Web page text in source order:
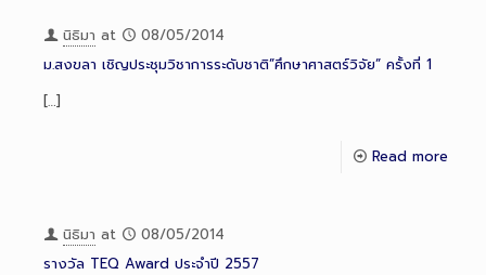
นิธิมา at
08/05/2014
ม.สงขลา เชิญประชุมวิชาการระดับชาติ”ศึกษาศาสตร์วิจัย” ครั้งที่ 1
[…]
Read more
นิธิมา at
08/05/2014
รางวัล TEQ Award ประจำปี 2557